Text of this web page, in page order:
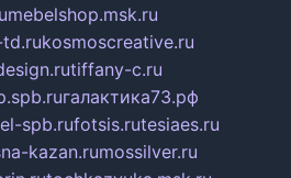
mebelshop.msk.ru
kosmoscreative.ru
tiffany-c.ru
галактика73.рф
spb.rufotsis.rutesiaes.ru
kazan.rumossilver.ru